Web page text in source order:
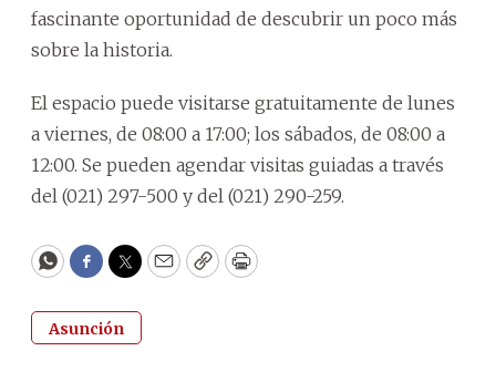
fascinante oportunidad de descubrir un poco más
sobre la historia.
El espacio puede visitarse gratuitamente de lunes
a viernes, de 08:00 a 17:00; los sábados, de 08:00 a
12:00. Se pueden agendar visitas guiadas a través
del (021) 297-500 y del (021) 290-259.
WhatsApp
Facebook
Twitter
EmailCopyPrint
Asunción